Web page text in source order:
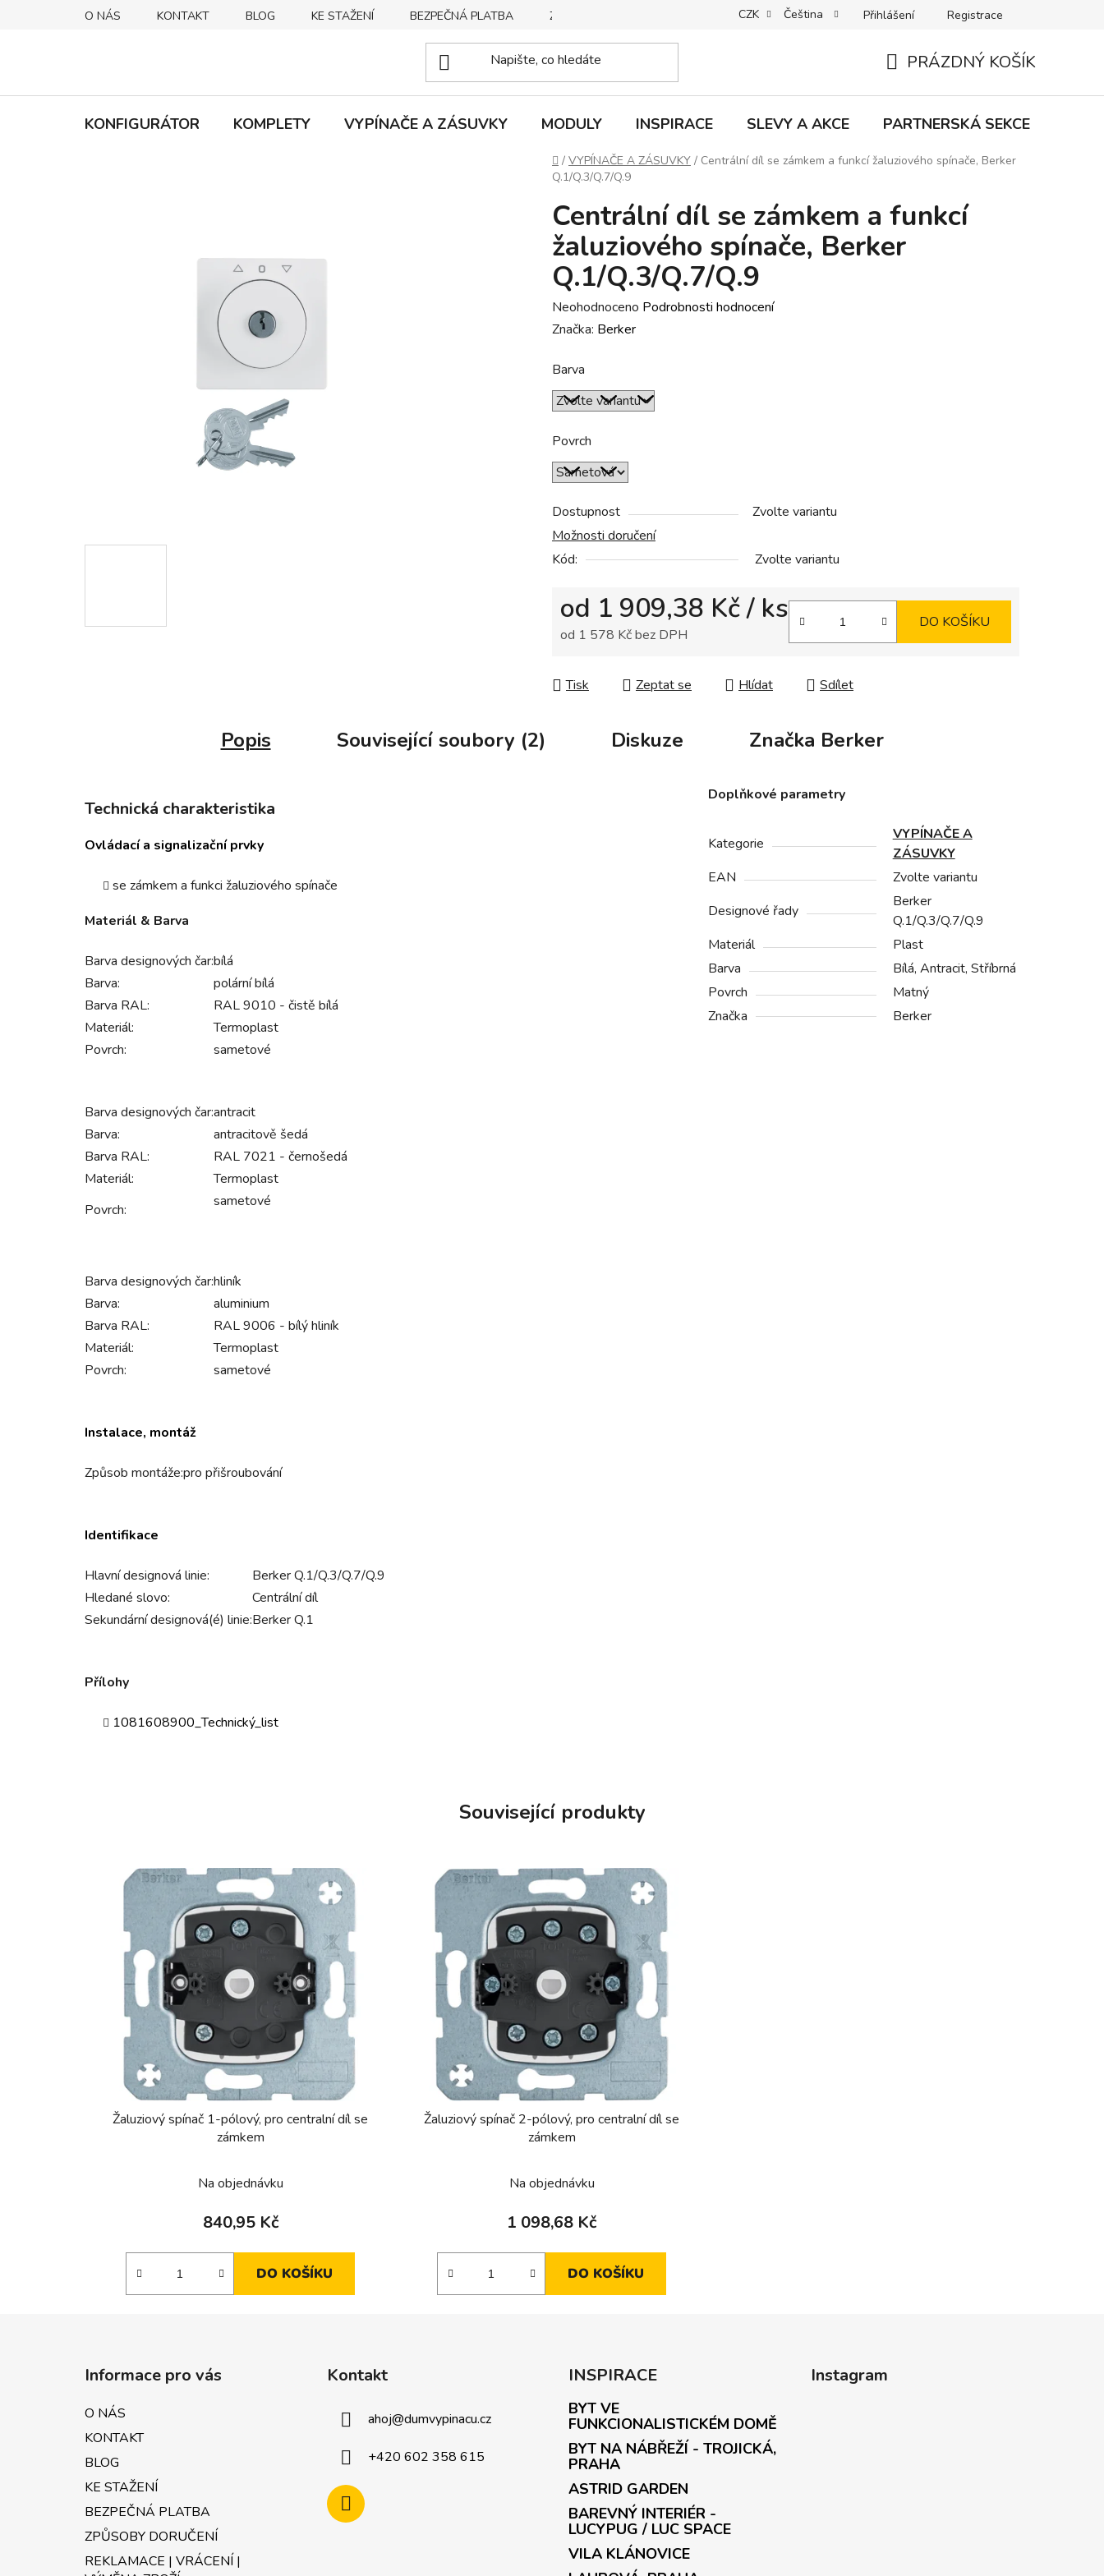
O NÁS KONTAKT BLOG KE STAŽENÍ BEZPEČNÁ PLATBA ZPŮSOBY DORUČENÍ REKLAMACE | VRÁCENÍ | VÝMĚNA ZBOŽÍ B2C VŠEOBECNÉ
CZK Čeština Přihlášení Registrace
KOŠÍK
PRÁZDNÝ KOŠÍK
KONFIGURÁTOR KOMPLETY VYPÍNAČE A ZÁSUVKY MODULY INSPIRACE SLEVY A AKCE PARTNERSKÁ SEKCE
Domů
/ VYPÍNAČE A ZÁSUVKY / Centrální díl se zámkem a funkcí žaluziového spínače, Berker
Q.1/Q.3/Q.7/Q.9
Centrální díl se zámkem a funkcí
žaluziového spínače, Berker
Q.1/Q.3/Q.7/Q.9
Průměrné
hodnocení
je
0,0
z
5
hvězdiček.
Neohodnoceno Podrobnosti hodnocení
Značka: Berker
Barva
Povrch
Dostupnost
Zvolte variantu
Možnosti doručení
Kód:
Zvolte variantu
od 1 909,38 Kč/ ks
od 1 578 Kčbez DPH
DO KOŠÍKU
Tisk Zeptat se Hlídat Sdílet
Popis Související soubory (2) Diskuze Značka Berker
Technická charakteristika
Ovládací a signalizační prvky
se zámkem a funkci žaluziového spínače
Materiál & Barva
Barva designových čar:bílá
Barva:
polární bílá
Barva RAL:
RAL 9010 - čistě bílá
Materiál:
Termoplast
Povrch:
sametové
Barva designových čar:antracit
Barva:
antracitově šedá
Barva RAL:
RAL 7021 - černošedá
Materiál:
Termoplast
Povrch:
sametové
Barva designových čar:hliník
Barva:
aluminium
Barva RAL:
RAL 9006 - bílý hliník
Materiál:
Termoplast
Povrch:
sametové
Instalace, montáž
Způsob montáže:pro přišroubování
Identifikace
Hlavní designová linie:
Berker Q.1/Q.3/Q.7/Q.9
Hledané slovo:
Centrální díl
Sekundární designová(é) linie:Berker Q.1
Přílohy
1081608900_Technický_list
Doplňkové parametry
Kategorie
VYPÍNAČE A
ZÁSUVKY
EAN
Zvolte variantu
Designové řady
Berker
Q.1/Q.3/Q.7/Q.9
Materiál
Plast
Barva
Bílá, Antracit, Stříbrná
Povrch
Matný
Značka
Berker
Související produkty
Žaluziový spínač 1-pólový, pro centralní díl se
zámkem
Na objednávku
840,95 Kč
DO KOŠÍKU
Žaluziový spínač 2-pólový, pro centralní díl se
zámkem
Na objednávku
1 098,68 Kč
DO KOŠÍKU
Informace pro vás
O NÁS
KONTAKT
BLOG
KE STAŽENÍ
BEZPEČNÁ PLATBA
ZPŮSOBY DORUČENÍ
REKLAMACE | VRÁCENÍ |
Kontakt
ahoj@dumvypinacu.cz
+420 602 358 615
INSPIRACE
BYT VE
FUNKCIONALISTICKÉM DOMĚ
BYT NA NÁBŘEŽÍ - TROJICKÁ,
PRAHA
ASTRID GARDEN
BAREVNÝ INTERIÉR -
LUCYPUG / LUC SPACE
VILA KLÁNOVICE
Instagram